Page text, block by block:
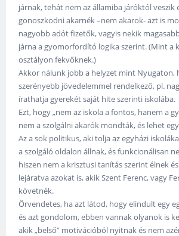
járnak, tehát nem az államiba járóktól veszik
gonoszkodni akarnék –nem akarok- azt is
nagyobb adót fizetők, vagyis nekik
járna a gyomorfordító logika szerint. (Mint a
osztályon fekvőknek.)
Akkor nálunk jobb a helyzet mint Nyugaton,
szerényebb jövedelemmel rendelkező, pl.
írathatja gyerekét saját hite szerinti iskolába.
Ezt, hogy „nem az iskola a fontos, hanem a
nem a szolgálni akarók mondták, és lehet
Az a sok politikus, aki tolja az egyházi
a szolgáló oldalon állnak, és funkcionálisan
hiszen nem a krisztusi tanítás szerint élnek
lejáratva azokat is, akik Szent Ferenc, vagy
követnék.
Örvendetes, ha azt látod, hogy elindult egy
és azt gondolom, ebben vannak olyanok is
akik „belső” motivációból nyitnak és nem